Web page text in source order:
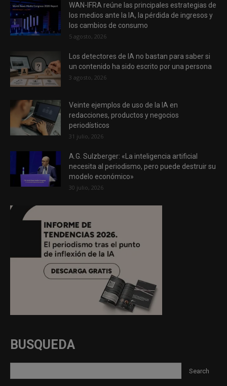
WAN-IFRA reúne las principales estrategias de
los medios ante la IA, la pérdida de ingresos y
los cambios de consumo
5 agosto, 2026
Los detectores de IA no bastan para saber si
un contenido ha sido escrito por una persona
3 agosto, 2026
Veinte ejemplos de uso de la IA en
redacciones, productos y negocios
periodísticos
31 julio, 2026
A.G. Sulzberger: «La inteligencia artificial
necesita al periodismo, pero puede destruir su
modelo económico»
30 julio, 2026
BUSQUEDA